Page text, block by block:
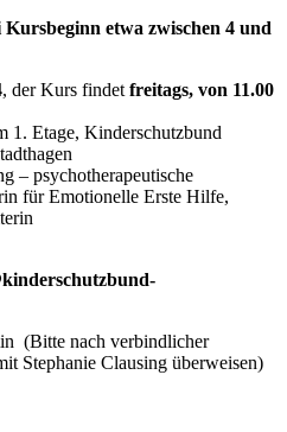
etwa zwischen 4 und
, der Kurs findet freitags, von 11.00
Etage, Kinderschutzbund
– psychotherapeutische
für Emotionelle Erste Hilfe,
(Bitte nach verbindlicher
Stephanie Clausing überweisen)